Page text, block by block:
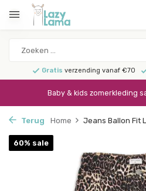
Gratis verzending vanaf €70
Baby & kids zomerkleding
Terug Home Jeans Ballon Fit
60% sale